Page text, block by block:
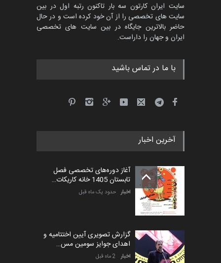
سایت ایران کارتون سه بار تاکنون رتبه اول در بین
سایت های تخصصی را از آن خود کرده است و در حال
حاضر بالاترین جایگاه در بین سایت های تخصصی
ایران و جهان را داراست.
با ما در تماس باشید
آخرین اخبار
آغاز دوره‌های تخصصی فصل
تابستان 1405 خانه کاریکات…
اخبار حدود یک ماه قبل
گزارش تصویری آیین اختتامیه و
اهدای جوایز سومین مس…
اخبار 2 ماه قبل